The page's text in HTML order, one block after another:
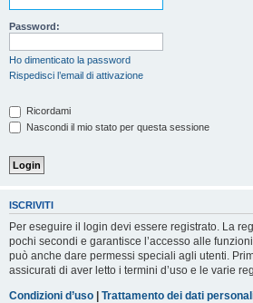
Password:
Ho dimenticato la password
Rispedisci l’email di attivazione
Ricordami
Nascondi il mio stato per questa sessione
ISCRIVITI
Per eseguire il login devi essere registrato. La
pochi secondi e garantisce l’accesso alle
può anche dare permessi speciali agli utenti.
assicurati di aver letto i termini d’uso e le varie
Condizioni d’uso | Trattamento dei dati